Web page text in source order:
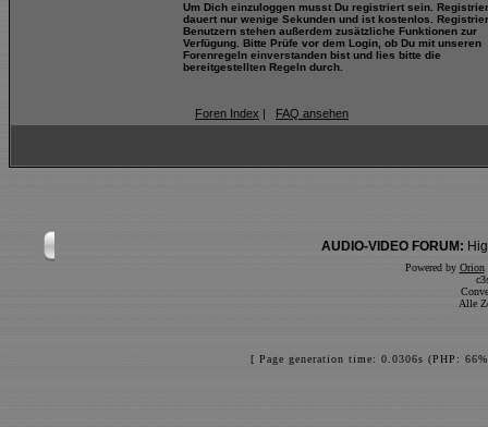
Um Dich einzuloggen musst Du registriert sein.
dauert nur wenige Sekunden und ist kostenlos.
Benutzern stehen außerdem zusätzliche Funktionen zur
Verfügung. Bitte Prüfe vor dem Login, ob Du mit unseren
Forenregeln einverstanden bist und lies bitte die
bereitgestellten Regeln durch.
Foren Index | FAQ ansehen
AUDIO-VIDEO FORUM:
Powered by Orion
Alle
[ Page generation time: 0.0306s (PHP: